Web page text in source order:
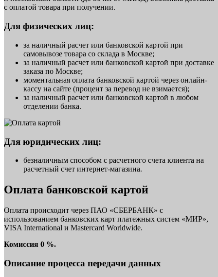
с оплатой товара при получении.
Для физических лиц:
за наличный расчет или банковской картой при
самовывозе товара со склада в Москве;
за наличный расчет или банковской картой при доставке
заказа по Москве;
моментальная оплата банковской картой через онлайн-
кассу на сайте (процент за перевод не взимается);
за наличный расчет или банковской картой в любом
отделении банка.
Для юридических лиц:
безналичным способом с расчетного счета клиента на
расчетный счет интернет-магазина.
Оплата банковской картой
Оплата происходит через ПАО «СБЕРБАНК» с
использованием банковских карт платежных систем «МИР»,
VISA International и Mastercard Worldwide.
Комиссия 0 %.
Описание процесса передачи данных